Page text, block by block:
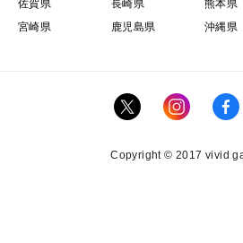
佐賀県
長崎県 熊本県
宮崎県
鹿児島県 沖縄県
Copyright © 2017 vivid